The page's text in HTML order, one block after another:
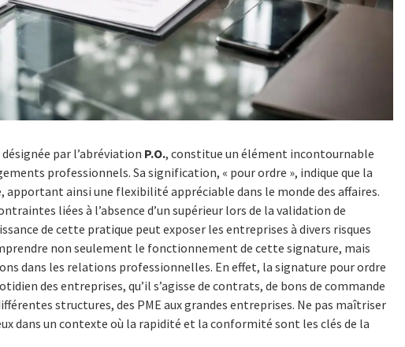
par l’abréviation P.O., constitue un élément incontournable
professionnels. Sa signification, « pour ordre », indique que la
apportant ainsi une flexibilité appréciable dans le monde des affaires.
liées à l’absence d’un supérieur lors de la validation de
de cette pratique peut exposer les entreprises à divers risques
non seulement le fonctionnement de cette signature, mais
dans les relations professionnelles. En effet, la signature pour ordre
des entreprises, qu’il s’agisse de contrats, de bons de commande
structures, des PME aux grandes entreprises. Ne pas maîtriser
dans un contexte où la rapidité et la conformité sont les clés de la